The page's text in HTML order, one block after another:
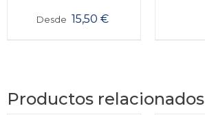
Desde 15,50€
Productos relacionados